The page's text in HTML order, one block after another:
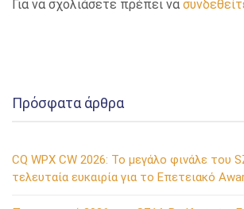
Για να σχολιάσετε πρέπει να
Πρόσφατα άρθρα
CQ WPX CW 2026: Το μεγάλο φινάλε του
τελευταία ευκαιρία για το Επετειακό